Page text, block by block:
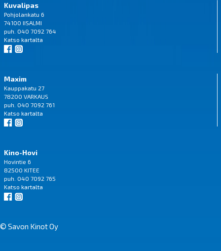
Kuvalipas
Pohjolankatu 6
74100 IISALMI
puh. 040 7092 764
Katso kartalta
Maxim
Kauppakatu 27
78200 VARKAUS
puh. 040 7092 761
Katso kartalta
Kino-Hovi
Hovintie 6
82500 KITEE
puh. 040 7092 765
Katso kartalta
© Savon Kinot Oy